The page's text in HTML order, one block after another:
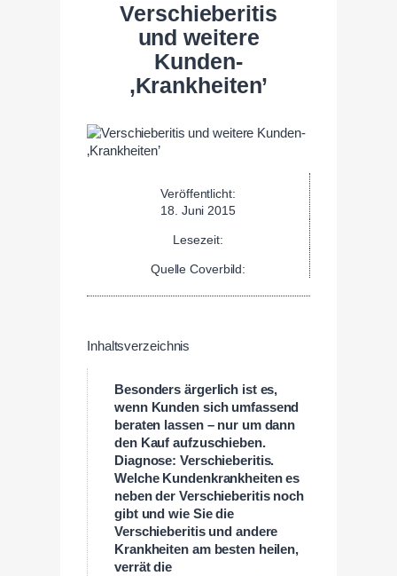
Verschieberitis
und weitere
Kunden-
‚Krankheiten’
Veröffentlicht:
18. Juni 2015
Lesezeit:
Quelle Coverbild:
Inhaltsverzeichnis
Besonders ärgerlich ist es,
wenn Kunden sich umfassend
beraten lassen – nur um dann
den Kauf aufzuschieben.
Diagnose: Verschieberitis.
Welche Kundenkrankheiten es
neben der Verschieberitis noch
gibt und wie Sie die
Verschieberitis und andere
Krankheiten am besten heilen,
verrät die